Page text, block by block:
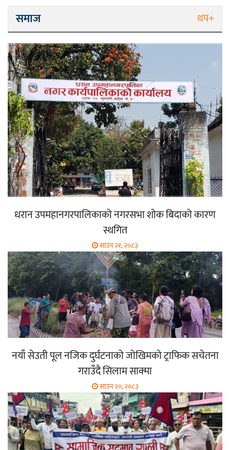
समाज थप+
धरान उपमहानगरपालिकाको नगरसभा शोक बिदाको कारण
स्थगित
साउन २१, २०८३
नयाँ सेउती पूल नजिक दुर्घटनाको जोखिमको ट्राफिक सचेतना
गराउँदै सिलाम साक्मा
साउन २०, २०८३